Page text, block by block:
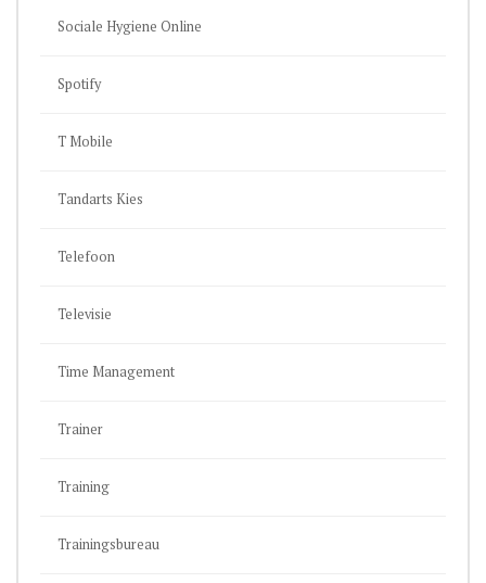
Sociale Hygiene Online
Spotify
T Mobile
Tandarts Kies
Telefoon
Televisie
Time Management
Trainer
Training
Trainingsbureau